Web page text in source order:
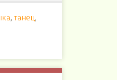
, танец,